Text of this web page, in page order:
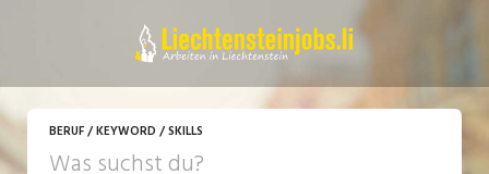
BERUF / KEYWORD / SKILLS
JETZT BEWERBEN